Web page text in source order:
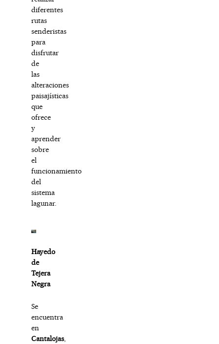
diferentes
rutas
senderistas
para
disfrutar
de
las
alteraciones
paisajísticas
que
ofrece
y
aprender
sobre
el
funcionamiento
del
sistema
lagunar.
Hayedo
de
Tejera
Negra
Se
encuentra
en
Cantalojas,